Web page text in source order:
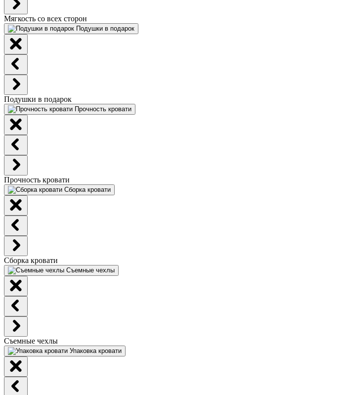
Мягкость со всех сторон
Подушки в подарок
Подушки в подарок
Прочность кровати
Прочность кровати
Сборка кровати
Сборка кровати
Съемные чехлы
Съемные чехлы
Упаковка кровати